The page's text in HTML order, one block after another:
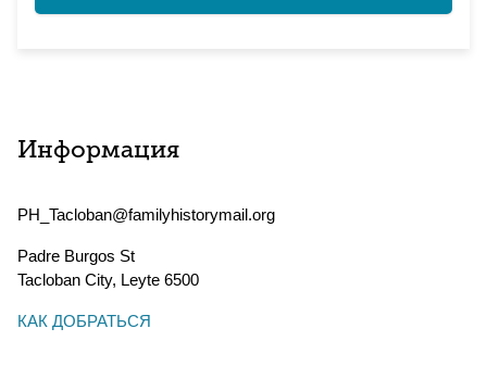
Информация
PH_Tacloban@familyhistorymail.org
Padre Burgos St
Tacloban City, Leyte 6500
КАК ДОБРАТЬСЯ